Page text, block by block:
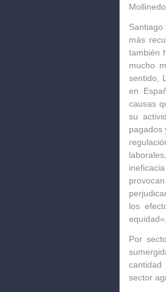
más
también
mucho
sentido,
en
causas
su
pagados
los
equidad»,
Por
sector